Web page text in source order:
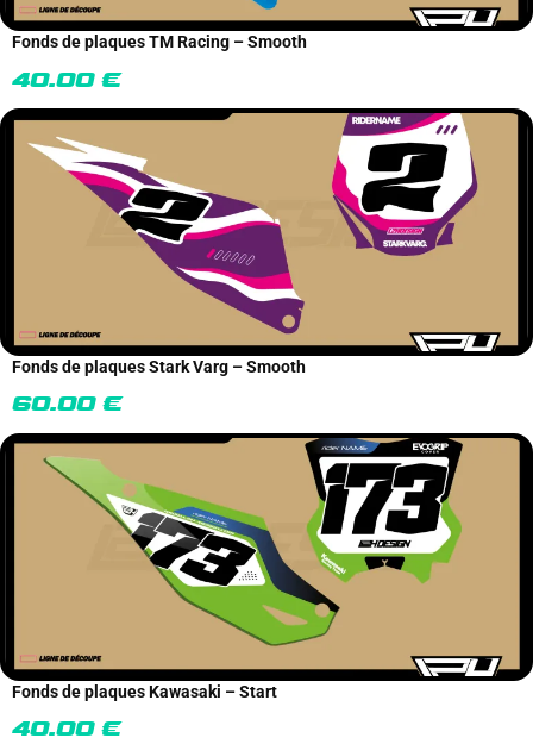
Fonds de plaques TM Racing – Smooth
40.00 €
Fonds de plaques Stark Varg – Smooth
60.00 €
Fonds de plaques Kawasaki – Start
40.00 €